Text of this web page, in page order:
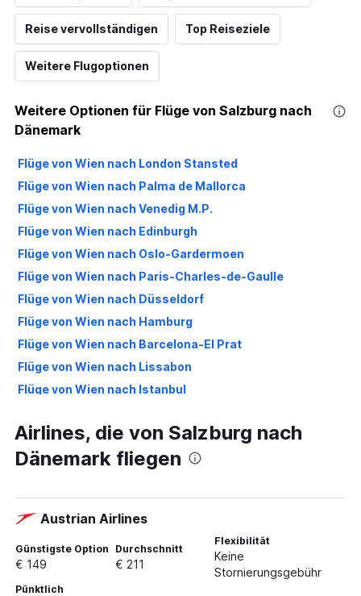
Reise vervollständigen Top Reiseziele
Weitere Flugoptionen
Weitere Optionen für Flüge von Salzburg nach
Dänemark
Flüge von Wien nach London Stansted
Flüge von Wien nach Palma de Mallorca
Flüge von Wien nach Venedig M.P.
Flüge von Wien nach Edinburgh
Flüge von Wien nach Oslo-Gardermoen
Flüge von Wien nach Paris-Charles-de-Gaulle
Flüge von Wien nach Düsseldorf
Flüge von Wien nach Hamburg
Flüge von Wien nach Barcelona-El Prat
Flüge von Wien nach Lissabon
Flüge von Wien nach Istanbul
Flüge von Wien nach Berlin
Flüge von Wien nach Belgrad
Flüge von Wien nach London Gatwick
Flüge von Wien nach London-Heathrow
Flüge von Wien nach Kopenhagen
Flüge von Wien nach London Luton
Flüge von Wien nach Glasgow
Airlines, die von Salzburg nach
Dänemark fliegen
Austrian Airlines
Günstigste Option
€ 149
Durchschnitt
€ 211
Flexibilität
Keine
Stornierungsgebühr
Pünktlich